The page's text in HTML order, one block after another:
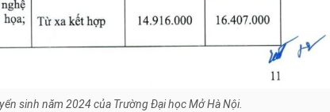
sinh năm 2024 của Trường Đại học Mở Hà Nội.